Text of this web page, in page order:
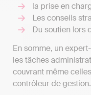
la prise en
Les conseils
Du soutien lors
En somme, un
les tâches
couvrant même
contrôleur de gestion.